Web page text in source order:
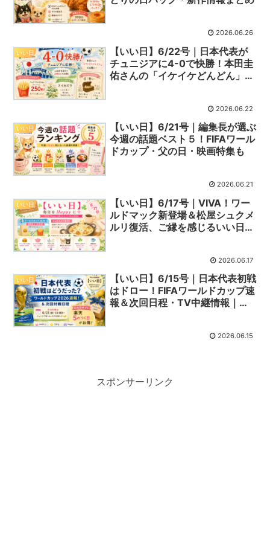
2026.06.26
いい日
【いい日】6/22号｜日本代表が
チュニジアに4-0で快勝！本田圭
佑さんの「イケイケどんどん」も
2026.06.22
いい日
【いい日】6/21号｜編集長が選ぶ
今週の話題ベスト５！FIFAワール
ドカップ・父の日・映画特集も
2026.06.21
いい日
【いい日】6/17号｜VIVA！ワー
ルドマック新登場＆松屋シュクメ
ルリ復活、ご縁を感じるいい日カ
2026.06.17
いい日
【いい日】6/15号｜日本代表初戦
はドロー！FIFAワールドカップ速
報＆次回日程・TV中継情報｜父
2026.06.15
スポンサーリンク